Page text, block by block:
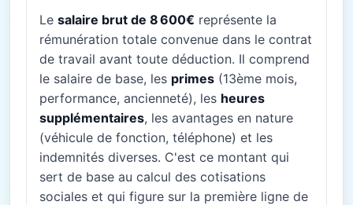
Le salaire brut de 8 600€ représente la
rémunération totale convenue dans le contrat
de travail avant toute déduction. Il comprend
le salaire de base, les primes (13ème mois,
performance, ancienneté), les heures
supplémentaires, les avantages en nature
(véhicule de fonction, téléphone) et les
indemnités diverses. C'est ce montant qui
sert de base au calcul des cotisations
sociales et qui figure sur la première ligne de